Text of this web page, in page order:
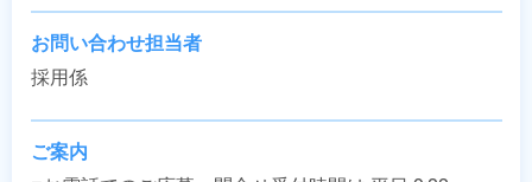
お問い合わせ担当者
採用係
ご案内